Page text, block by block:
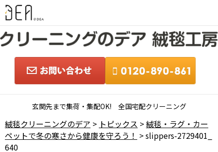
玄関先まで集荷・集配OK! 全国宅配クリーニング
絨毯クリーニングのデア > トピックス >絨毯・ラグ・カー
ペットで冬の寒さから健康を守ろう！ > slippers-2729401_
640